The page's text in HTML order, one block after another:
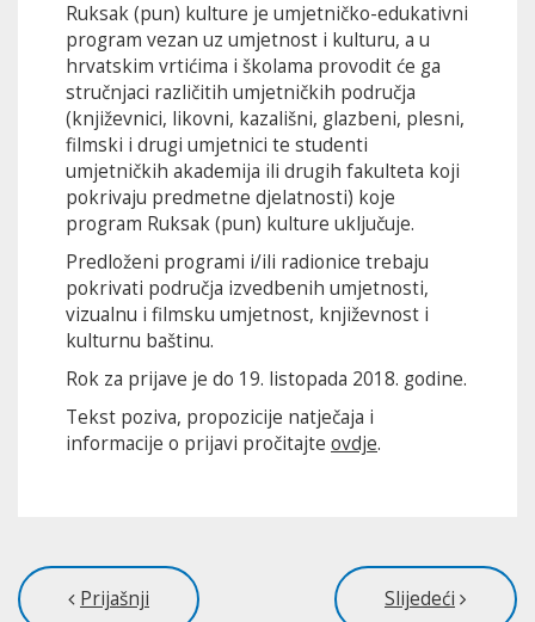
Ruksak (pun) kulture je umjetničko-edukativni
program vezan uz umjetnost i kulturu, a u
hrvatskim vrtićima i školama provodit će ga
stručnjaci različitih umjetničkih područja
(književnici, likovni, kazališni, glazbeni, plesni,
filmski i drugi umjetnici te studenti
umjetničkih akademija ili drugih fakulteta koji
pokrivaju predmetne djelatnosti) koje
program Ruksak (pun) kulture uključuje.
Predloženi programi i/ili radionice trebaju
pokrivati područja izvedbenih umjetnosti,
vizualnu i filmsku umjetnost, književnost i
kulturnu baštinu.
Rok za prijave je do 19. listopada 2018. godine.
Tekst poziva, propozicije natječaja i
informacije o prijavi pročitajte ovdje.
Prijašnji Slijedeći